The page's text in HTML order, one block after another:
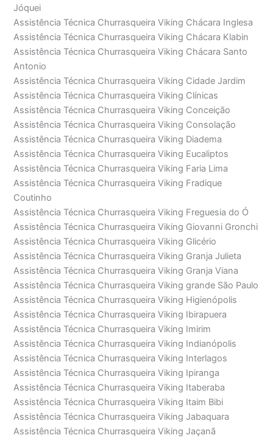
Jóquei
Assistência Técnica Churrasqueira Viking Chácara Inglesa
Assistência Técnica Churrasqueira Viking Chácara Klabin
Assistência Técnica Churrasqueira Viking Chácara Santo
Antonio
Assistência Técnica Churrasqueira Viking Cidade Jardim
Assistência Técnica Churrasqueira Viking Clínicas
Assistência Técnica Churrasqueira Viking Conceição
Assistência Técnica Churrasqueira Viking Consolação
Assistência Técnica Churrasqueira Viking Diadema
Assistência Técnica Churrasqueira Viking Eucaliptos
Assistência Técnica Churrasqueira Viking Faria Lima
Assistência Técnica Churrasqueira Viking Fradique
Coutinho
Assistência Técnica Churrasqueira Viking Freguesia do Ó
Assistência Técnica Churrasqueira Viking Giovanni Gronchi
Assistência Técnica Churrasqueira Viking Glicério
Assistência Técnica Churrasqueira Viking Granja Julieta
Assistência Técnica Churrasqueira Viking Granja Viana
Assistência Técnica Churrasqueira Viking grande São Paulo
Assistência Técnica Churrasqueira Viking Higienópolis
Assistência Técnica Churrasqueira Viking Ibirapuera
Assistência Técnica Churrasqueira Viking Imirim
Assistência Técnica Churrasqueira Viking Indianópolis
Assistência Técnica Churrasqueira Viking Interlagos
Assistência Técnica Churrasqueira Viking Ipiranga
Assistência Técnica Churrasqueira Viking Itaberaba
Assistência Técnica Churrasqueira Viking Itaim Bibi
Assistência Técnica Churrasqueira Viking Jabaquara
Assistência Técnica Churrasqueira Viking Jaçanã